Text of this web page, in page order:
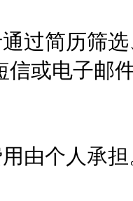
简历筛选
信或电子邮
由个人承担